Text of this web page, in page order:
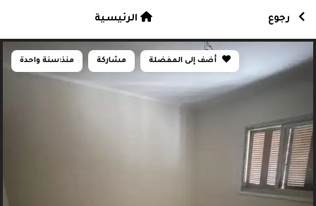
أضف إلى المفضلة مشاركة منذ:سنة واحدة
رجوع الرئيسية